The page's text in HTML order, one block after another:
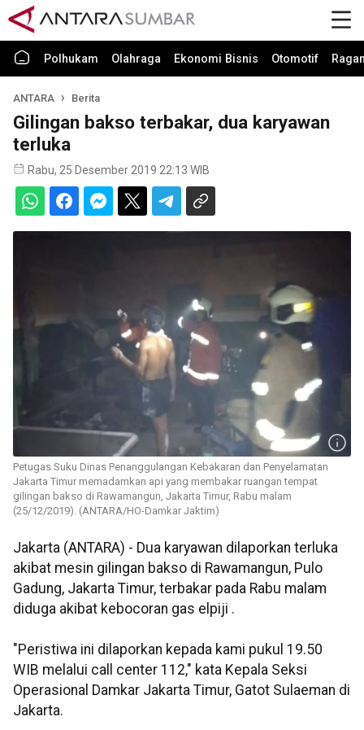
Polhukam Olahraga Ekonomi Bisnis Otomotif
ANTARA Berita
Gilingan bakso terbakar, dua karyawan
terluka
Rabu, 25 Desember 2019 22:13 WIB
Petugas Suku Dinas Penanggulangan Kebakaran dan Penyelamatan
Jakarta Timur memadamkan api yang membakar ruangan tempat
gilingan bakso di Rawamangun, Jakarta Timur, Rabu malam
(25/12/2019). (ANTARA/HO-Damkar Jaktim)
Jakarta (ANTARA) - Dua karyawan dilaporkan terluka
akibat mesin gilingan bakso di Rawamangun, Pulo
Gadung, Jakarta Timur, terbakar pada Rabu malam
diduga akibat kebocoran gas elpiji .
"Peristiwa ini dilaporkan kepada kami pukul 19.50
WIB melalui call center 112," kata Kepala Seksi
Operasional Damkar Jakarta Timur, Gatot Sulaeman di
Jakarta.